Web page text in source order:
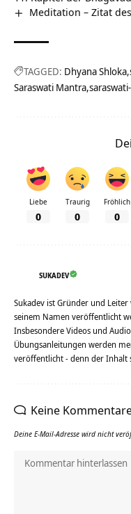
Meditation – Zitat
TAGGED: Dhyana Shloka
Saraswati Mantra
Liebe
0
Traurig
0
Fröhlich
0
SUKADEV
Sukadev ist Gründer und
seinem Namen veröffentlicht
Insbesondere Videos und
Übungsanleitungen werden
veröffentlicht - denn der Inhalt
Keine
Deine E-Mail-Adresse wird nicht